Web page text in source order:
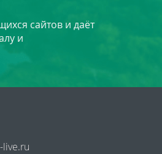
сайтов и даёт
и
live.ru